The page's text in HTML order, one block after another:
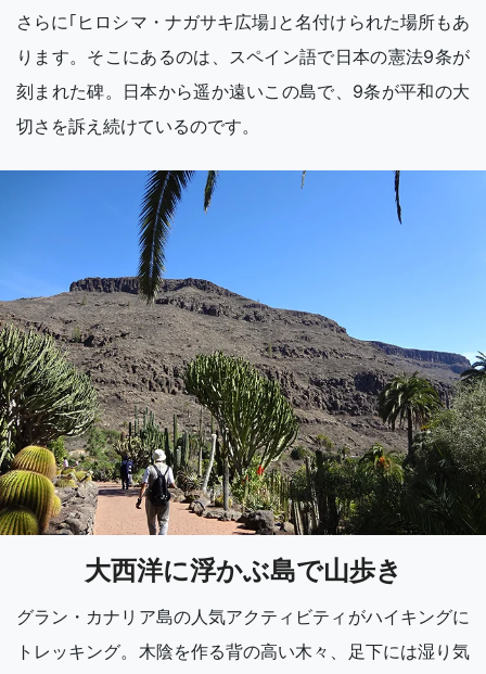
さらに｢ヒロシマ・ナガサキ広場｣と名付けられた場所もあ
ります。そこにあるのは、スペイン語で日本の憲法9条が
刻まれた碑。日本から遥か遠いこの島で、9条が平和の大
切さを訴え続けているのです。
大西洋に浮かぶ島で山歩き
グラン・カナリア島の人気アクティビティがハイキングに
トレッキング。木陰を作る背の高い木々、足下には湿り気